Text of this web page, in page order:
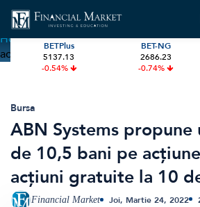
Home»ABN Systems propune un
acțiune și 13 acțiuni gratuite la 10
PIATA DE CAPITAL
Investiții
International
BVB Recap
Bursa
Acțiunea Zilei
Pensie &
Credite
Asigurari
Start-Up
BETPlus
5137.13
-0.54%
BET-NG
2686.23
-0.74%
Bursa
ABN Systems
de 10,5 bani pe
acțiuni gratuite la 10
Financial Market Joi, Martie 24, 2022